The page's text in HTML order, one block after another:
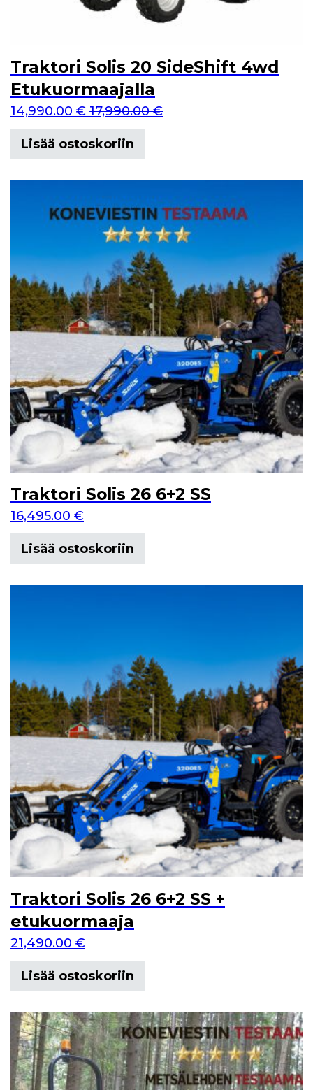
Traktori Solis 20 SideShift 4wd
Etukuormaajalla
14,990.00 € 17,990.00€
Lisää ostoskoriin
Traktori Solis 26 6+2 SS
16,495.00 €
Lisää ostoskoriin
Traktori Solis 26 6+2 SS +
etukuormaaja
21,490.00 €
Lisää ostoskoriin